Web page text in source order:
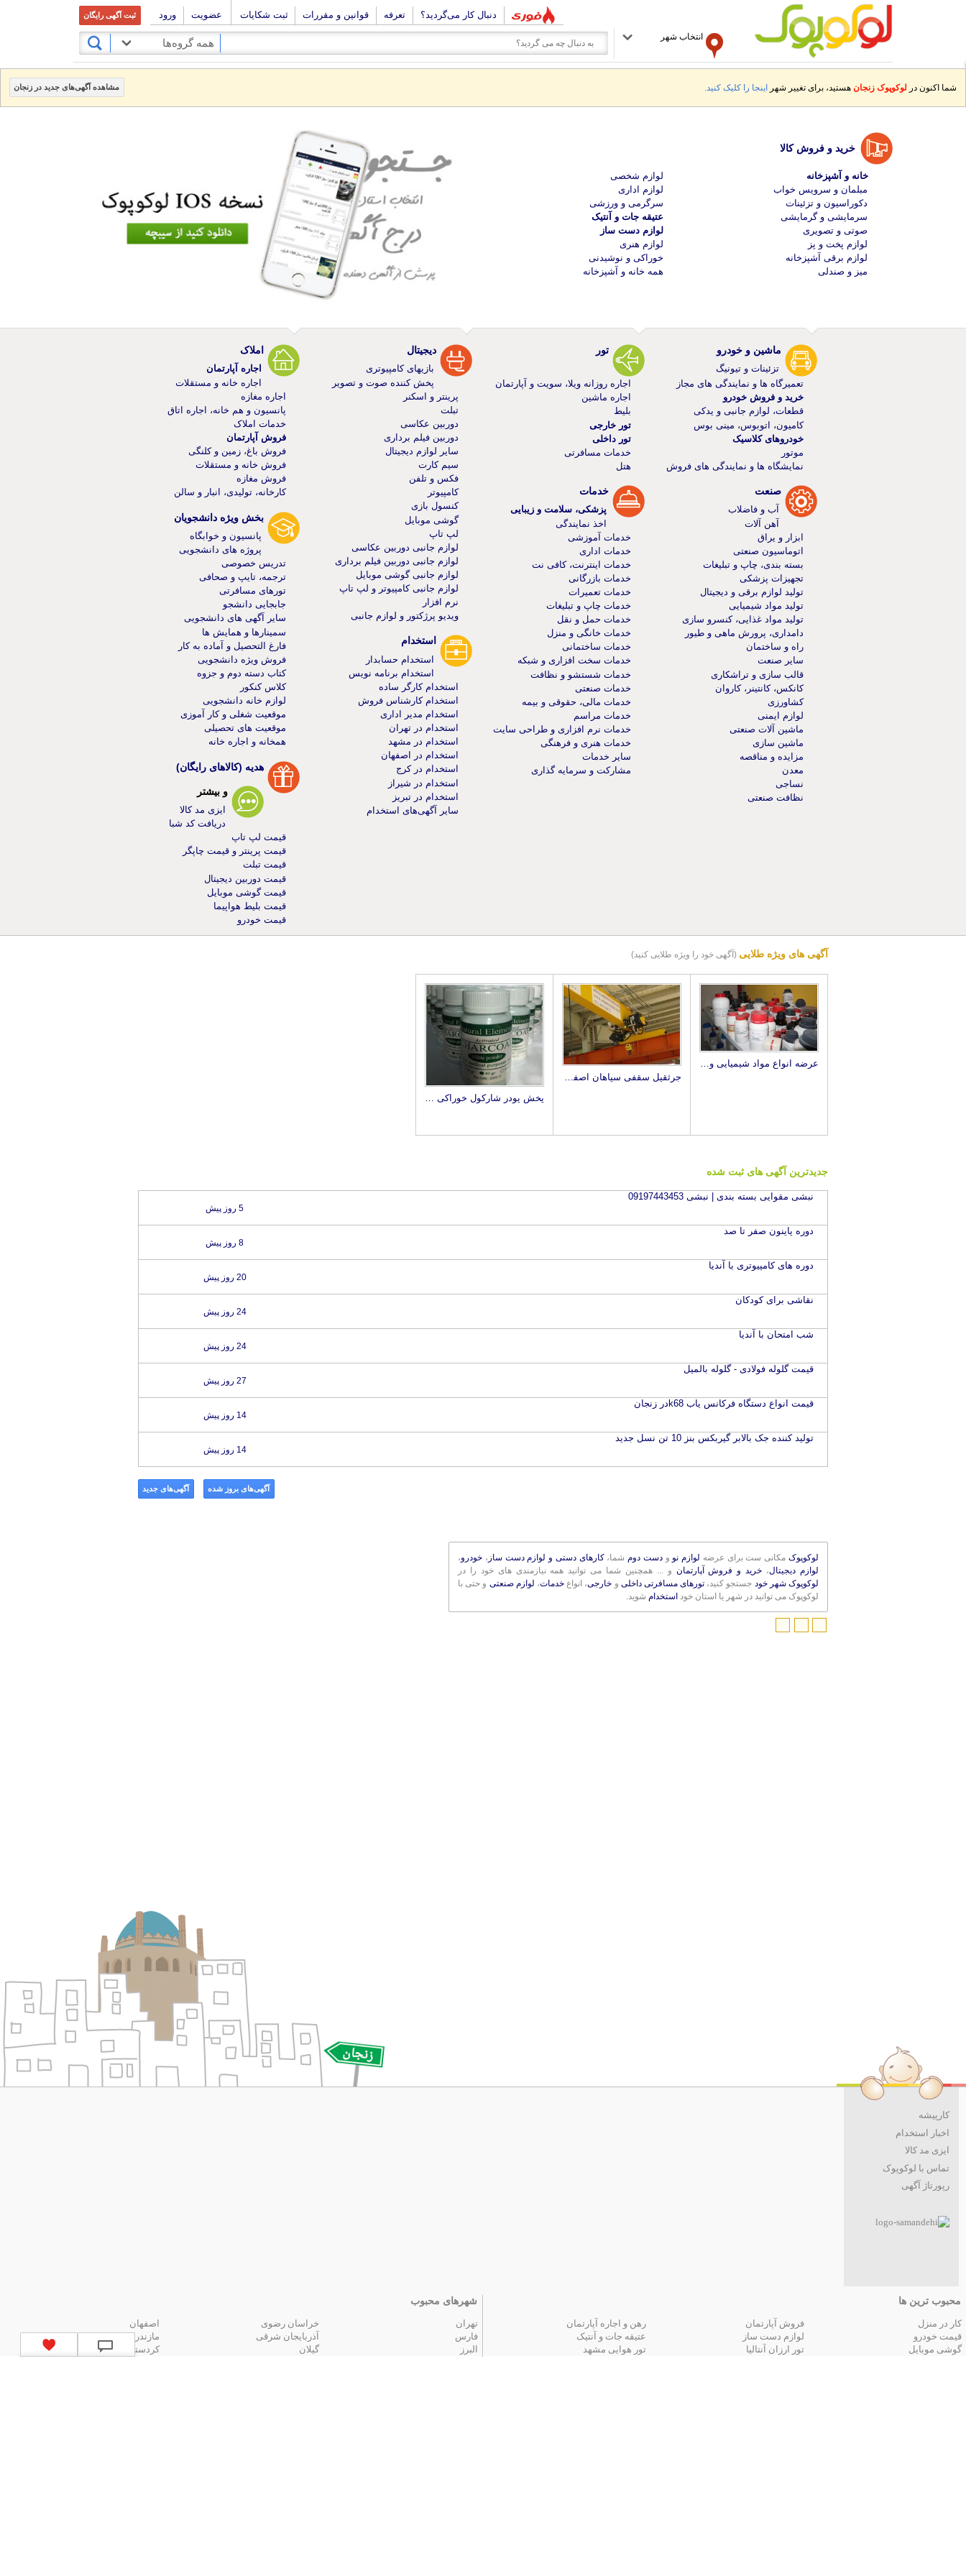
دنبال کار می‌گردید؟ تعرفه قوانین و مقررات ثبت شکایات عضویت ورود ثبت آگهی رایگان
انتخاب شهر
همه گروه‌ها
شما اکنون در لوکوپوک زنجان هستید، برای تغییر شهر اینجا را کلیک کنید. مشاهده آگهی‌های جدید در زنجان
خرید و فروش کالا
خانه و آشپزخانه
مبلمان و سرویس خواب
دکوراسیون و تزئینات
سرمایشی و گرمایشی
صوتی و تصویری
لوازم پخت و پز
لوازم برقی آشپزخانه
میز و صندلی
لوازم شخصی
لوازم اداری
سرگرمی و ورزشی
عتیقه جات و آنتیک
لوازم دست ساز
لوازم هنری
خوراکی و نوشیدنی
همه خانه و آشپزخانه
ماشین و خودرو
تزئینات و تیونیگ
تعمیرگاه ها و نمایندگی های مجاز
خرید و فروش خودرو
قطعات، لوازم جانبی و یدکی
کامیون، اتوبوس، مینی بوس
خودرو‌های کلاسیک
موتور
نمایشگاه ها و نمایندگی های فروش
صنعت
آب و فاضلاب
آهن آلات
ابزار و یراق
اتوماسیون صنعتی
بسته بندی، چاپ و تبلیغات
تجهیزات پزشکی
تولید لوازم برقی و دیجیتال
تولید مواد شیمیایی
تولید مواد غذایی، کنسرو سازی
دامداری، پرورش ماهی و طیور
راه و ساختمان
سایر صنعت
قالب سازی و تراشکاری
کانکس، کانتینر، کاروان
کشاورزی
لوازم ایمنی
ماشین آلات صنعتی
ماشین سازی
مزایده و مناقصه
معدن
نساجی
نظافت صنعتی
تور
اجاره روزانه ویلا، سویت و آپارتمان
اجاره ماشین
بلیط
تور خارجی
تور داخلی
خدمات مسافرتی
هتل
خدمات
پزشکی، سلامت و زیبایی
اخذ نمایندگی
خدمات آموزشی
خدمات اداری
خدمات اینترنت، کافی نت
خدمات بازرگانی
خدمات تعمیرات
خدمات چاپ و تبلیغات
خدمات حمل و نقل
خدمات خانگی و منزل
خدمات ساختمانی
خدمات سخت افزاری و شبکه
خدمات شستشو و نظافت
خدمات صنعتی
خدمات مالی، حقوقی و بیمه
خدمات مراسم
خدمات نرم افزاری و طراحی سایت
خدمات هنری و فرهنگی
سایر خدمات
مشارکت و سرمایه گذاری
دیجیتال
بازیهای کامپیوتری
پخش کننده صوت و تصویر
پرینتر و اسکنر
تبلت
دوربین عکاسی
دوربین فیلم برداری
سایر لوازم دیجیتال
سیم کارت
فکس و تلفن
کامپیوتر
کنسول بازی
گوشی موبایل
لپ تاپ
لوازم جانبی دوربین عکاسی
لوازم جانبی دوربین فیلم برداری
لوازم جانبی گوشی موبایل
لوازم جانبی کامپیوتر و لپ تاپ
نرم افزار
ویدیو پرژکتور و لوازم جانبی
استخدام
استخدام حسابدار
استخدام برنامه نویس
استخدام کارگر ساده
استخدام کارشناس فروش
استخدام مدیر اداری
استخدام در تهران
استخدام در مشهد
استخدام در اصفهان
استخدام در کرج
استخدام در شیراز
استخدام در تبریز
سایر آگهی‌های استخدام
املاک
اجاره آپارتمان
اجاره خانه و مستقلات
اجاره مغازه
پانسیون و هم خانه، اجاره اتاق
خدمات املاک
فروش آپارتمان
فروش باغ، زمین و کلنگی
فروش خانه و مستقلات
فروش مغازه
کارخانه، تولیدی، انبار و سالن
بخش ویژه دانشجویان
پانسیون و خوابگاه
پروژه های دانشجویی
تدریس خصوصی
ترجمه، تایپ و صحافی
تورهای مسافرتی
جابجایی دانشجو
سایر آگهی های دانشجویی
سمینارها و همایش ها
فارغ التحصیل و آماده به کار
فروش ویژه دانشجویی
کتاب دسته دوم و جزوه
کلاس کنکور
لوازم خانه دانشجویی
موقعیت شغلی و کار آموزی
موقعیت های تحصیلی
همخانه و اجاره خانه
هدیه (کالاهای رایگان)
و بیشتر
ایزی مد کالا
دریافت کد شبا
قیمت لپ تاپ
قیمت پرینتر و قیمت چاپگر
قیمت تبلت
قیمت دوربین دیجیتال
قیمت گوشی موبایل
قیمت بلیط هواپیما
قیمت خودرو
آگهی های ویژه طلایی (آگهی خود را ویژه طلایی کنید)
عرضه انواع مواد شیمیایی و آزمایشگاهی زیست آزما
جدیدترین آگهی های ثبت شده
نبشی مقوایی بسته بندی | نبشی 09197443453
5 روز پیش
دوره پاینون صفر تا صد
8 روز پیش
دوره های کامپیوتری با آندیا
20 روز پیش
نقاشی برای کودکان
24 روز پیش
شب امتحان با آندیا
24 روز پیش
قیمت گلوله فولادی - گلوله بالمیل
27 روز پیش
قیمت انواع دستگاه فرکانس یاب k68در زنجان
14 روز پیش
تولید کننده جک بالابر گیربکس بنز 10 تن نسل جدید
14 روز پیش
آگهی‌های جدید آگهی‌های بروز شده
لوکوپوکمکانی ست برای عرضه لوازم نو ودست دوم شما،کارهای دستی و لوازم دست ساز ، خودرو،
لوازم دیجیتال، خرید و فروش آپارتمان و ... همچنین شما می توانید همه نیازمندی های خود را در
لوکوپوک شهر خود جستجو کنید، تورهای مسافرتی داخلی و خارجی، انواعخدمات، لوازم صنعتی و حتی با
لوکوپوک می توانید در شهر یا استان خود استخدام شوید.
کارپیشه
اخبار استخدام
ایزی مد کالا
تماس با لوکوپوک
رپورتاژ آگهی
محبوب ترین ها
کار در منزل فروش آپارتمان
رهن و اجاره آپارتمان
قیمت خودرو
لوازم دست ساز
عتیقه جات و آنتیک
گوشی موبایل
تور ارزان آنتالیا
تور هوایی مشهد
شهرهای محبوب
تهران خراسان رضوی
اصفهان
فارس
آذربایجان شرقی
مازندران
البرز
گیلان کردستان